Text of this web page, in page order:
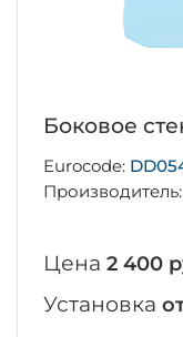
Боковое
Eurocode:
Производитель:
Цена 2 400
Установка